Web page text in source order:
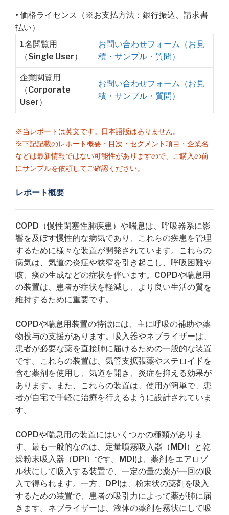
• 価格ライセンス（※お支払方法：銀行振込、請求書
払い）
1名閲覧用
（Single User）
お問い合わせフォーム（お見
積・サンプル・質問）
企業閲覧用
（Corporate
User）
お問い合わせフォーム（お見
積・サンプル・質問）
※当レポートは英文です。日本語版はありません。
※下記記載のレポート概要・目次・セグメント項目・企業名
などは最新情報ではない可能性がありますので、ご購入の前
にサンプルを依頼してご確認ください。
レポート概要
COPD（慢性閉塞性肺疾患）や喘息は、呼吸器系に影
響を及ぼす慢性的な病気であり、これらの疾患を管理
するために様々な装置が開発されています。これらの
病気は、気道の炎症や狭窄を引き起こし、呼吸困難や
咳、痰の生成などの症状を伴います。COPDや喘息用
の装置は、患者が症状を軽減し、より良い生活の質を
維持するために重要です。
COPDや喘息用装置の特徴には、主に呼吸の補助や薬
物投与の支援があります。吸入器やネブライザーは、
患者が必要な薬を直接肺に届けるための一般的な装置
です。これらの装置は、気管支拡張薬やステロイドを
含む薬剤を使用し、気道を開き、炎症を抑える効果が
あります。また、これらの装置は、使用が簡単で、患
者が自宅で手軽に治療を行えるように設計されていま
す。
COPDや喘息用の装置にはいくつかの種類がありま
す。最も一般的なのは、定量噴霧吸入器（MDI）と乾
燥粉末吸入器（DPI）です。MDIは、薬剤をエアロゾ
ル状にして吸入する装置で、一定の量の薬が一回の吸
入で得られます。一方、DPIは、粉末状の薬剤を吸入
するための装置で、患者の吸引力によって薬が肺に届
きます。ネブライザーは、液体の薬剤を霧状にして吸